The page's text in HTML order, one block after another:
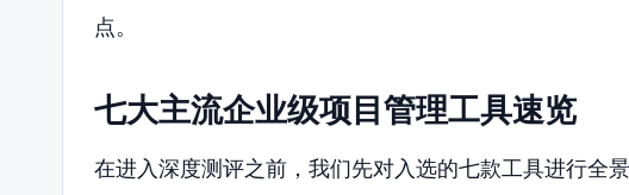
点。
七大主流企业级项目管理工具速览
在进入深度测评之前，我们先对入选的七款工具进行全